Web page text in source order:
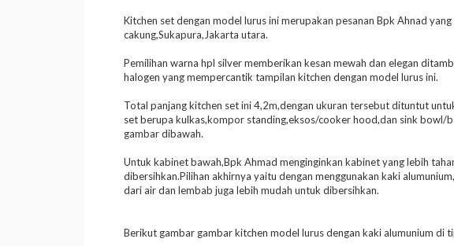
Kitchen set dengan model lurus ini merupakan pesanan Bpk Ahnad
cakung,Sukapura,Jakarta utara.
Pemilihan warna hpl silver memberikan kesan mewah dan elegan
halogen yang mempercantik tampilan kitchen dengan model lurus ini.
Total panjang kitchen set ini 4,2m,dengan ukuran tersebut dituntut
set berupa kulkas,kompor standing,eksos/cooker hood,dan sink bowl/
gambar dibawah.
Untuk kabinet bawah,Bpk Ahmad menginginkan kabinet yang lebih
dibersihkan.Pilihan akhirnya yaitu dengan menggunakan kaki
dari air dan lembab juga lebih mudah untuk dibersihkan.
Berikut gambar gambar kitchen model lurus dengan kaki alumunium di